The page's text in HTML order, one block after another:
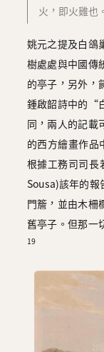
火，即火雞也
姚元之提及白鴿
樹處處與中國傳
的亭子，另外，
鍾啟韶詩中的“
同，兩人的記載
的西方繪畫作品
根據工務司司長
Sousa)該年的報
門簷，並由木柵
舊亭子。但那一
19